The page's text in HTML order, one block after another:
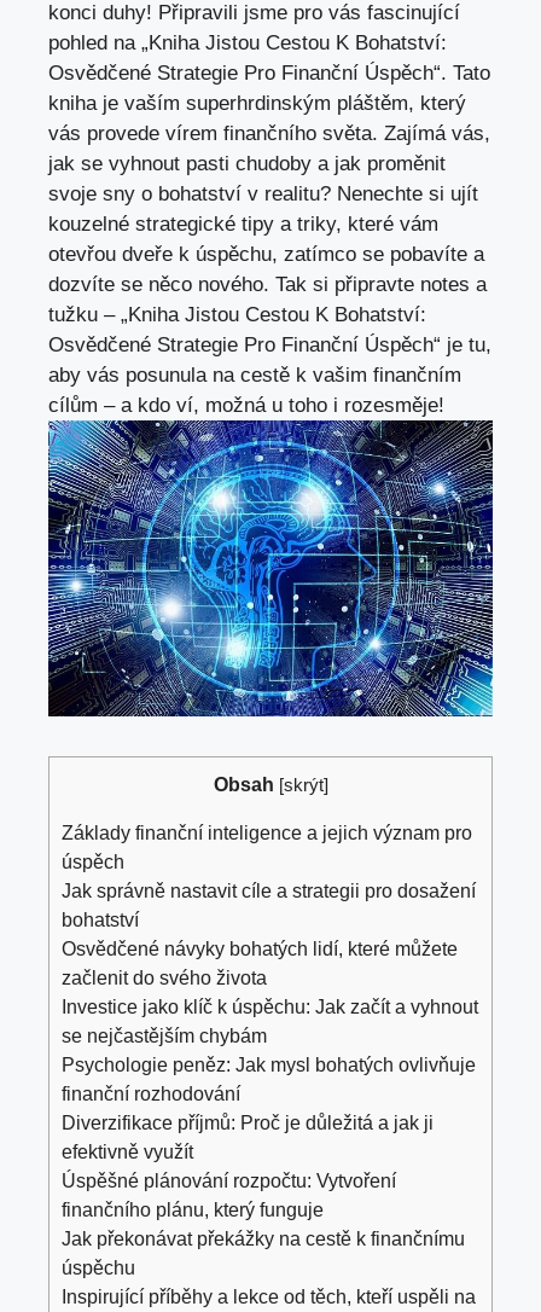
konci duhy! Připravili jsme pro vás fascinující
pohled na „Kniha Jistou Cestou K Bohatství:
Osvědčené Strategie Pro Finanční Úspěch“. Tato
kniha je vaším superhrdinským pláštěm, který
vás provede vírem finančního světa. Zajímá vás,
jak se vyhnout pasti chudoby a jak proměnit
svoje sny o bohatství v realitu? Nenechte si ujít
kouzelné strategické tipy a triky, které vám
otevřou dveře k úspěchu, zatímco se pobavíte a
dozvíte se něco nového. Tak si připravte notes a
tužku – „Kniha Jistou Cestou K Bohatství:
Osvědčené Strategie Pro Finanční Úspěch“ je tu,
aby vás posunula na cestě k vašim finančním
cílům – a kdo ví, možná u toho i rozesměje!
Obsah [skrýt]
Základy finanční inteligence a jejich význam pro
úspěch
Jak správně nastavit cíle a strategii pro dosažení
bohatství
Osvědčené návyky bohatých lidí, které můžete
začlenit do svého života
Investice jako klíč k úspěchu: Jak začít a vyhnout
se nejčastějším chybám
Psychologie peněz: Jak mysl bohatých ovlivňuje
finanční rozhodování
Diverzifikace příjmů: Proč je důležitá a jak ji
efektivně využít
Úspěšné plánování rozpočtu: Vytvoření
finančního plánu, který funguje
Jak překonávat překážky na cestě k finančnímu
úspěchu
Inspirující příběhy a lekce od těch, kteří uspěli na